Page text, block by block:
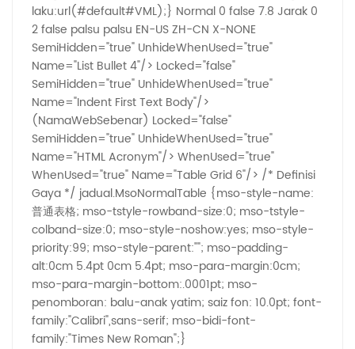
laku:url(#default#VML);} Normal 0 false 7.8 Jarak 0
2false palsu palsu EN-USZH-CN X-NONE
SemiHidden="true" UnhideWhenUsed="true"
Name="List Bullet 4"/> Locked="false"
SemiHidden="true" UnhideWhenUsed="true"
Name="Indent First Text Body"/>
(NamaWebSebenar) Locked="false"
SemiHidden="true" UnhideWhenUsed="true"
Name="HTML Acronym"/> WhenUsed="true"
WhenUsed="true" Name="Table Grid 6"/> /* Definisi
Gaya */ jadual.MsoNormalTable {mso-style-name:
普通表格; mso-tstyle-rowband-size:0; mso-tstyle-
colband-size:0; mso-style-noshow:yes; mso-style-
priority:99; mso-style-parent:""; mso-padding-
alt:0cm 5.4pt 0cm 5.4pt; mso-para-margin:0cm;
mso-para-margin-bottom:.0001pt; mso-
penomboran: balu-anak yatim; saiz fon: 10.0pt; font-
family:"Calibri",sans-serif; mso-bidi-font-
family:"Times New Roman";}